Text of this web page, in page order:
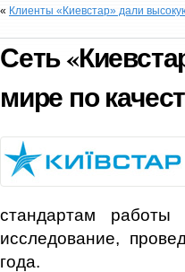
« Клиенты «Киевстар» дали
Сеть
мире по
стандартам работы
исследование,
года.